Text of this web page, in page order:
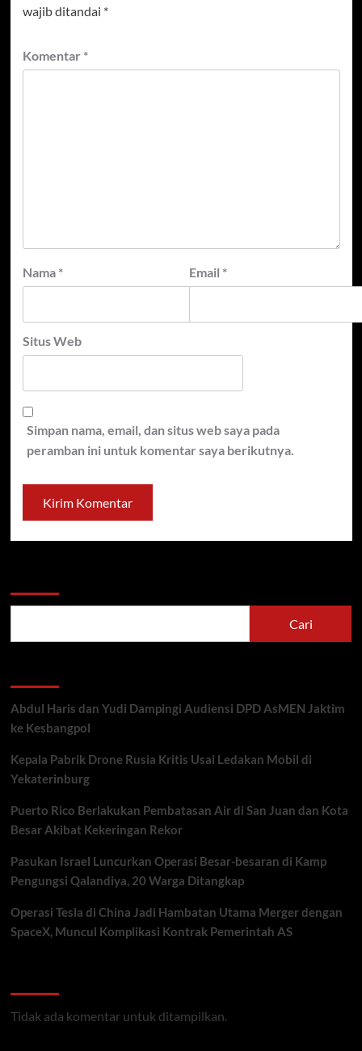
wajib ditandai *
Komentar *
Nama * Email *
Situs Web
Simpan nama, email, dan situs web saya pada
peramban ini untuk komentar saya berikutnya.
Cari
Abdul Haris dan Yudi Dampingi Audiensi DPD AsMEN Jaktim
ke Kesbangpol
Kepala Pabrik Drone Rusia Kritis Usai Ledakan Mobil di
Yekaterinburg
Puerto Rico Berlakukan Pembatasan Air di San Juan dan Kota
Besar Akibat Kekeringan Rekor
Pasukan Israel Luncurkan Operasi Besar-besaran di Kamp
Pengungsi Qalandiya, 20 Warga Ditangkap
Operasi Tesla di China Jadi Hambatan Utama Merger dengan
SpaceX, Muncul Komplikasi Kontrak Pemerintah AS
Tidak ada komentar untuk ditampilkan.